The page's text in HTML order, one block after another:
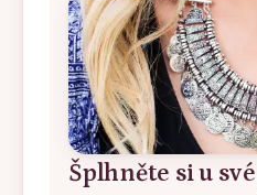
Šplhněte si u